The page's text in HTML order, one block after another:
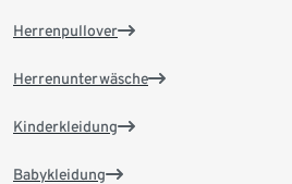
Herrenpullover
Herrenunterwäsche
Kinderkleidung
Babykleidung